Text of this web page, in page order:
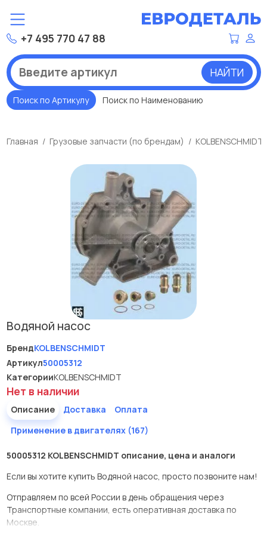
+7 495 770 47 88
НАЙТИ
Поиск по Артикулу Поиск по Наименованию
Главная Грузовые запчасти (по брендам) KOLBENSCHMIDT
Водяной насос
БрендKOLBENSCHMIDT
Артикул50005312
КатегорииKOLBENSCHMIDT
Нет в наличии
Описание Доставка
Оплата
Применение в двигателях (167)
50005312 KOLBENSCHMIDT описание, цена и аналоги
Если вы хотите купить Водяной насос, просто позвоните нам!
Отправляем по всей России в день обращения через
Транспортные компании, есть оперативная доставка по
Москве.